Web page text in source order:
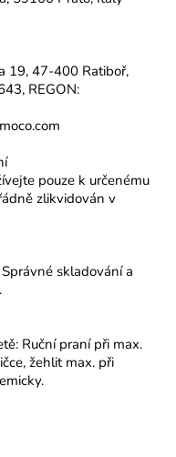
19, 47-400 Ratiboř,
REGON:
pouze k určenému
zlikvidován v
skladování a
Ruční praní při max.
žehlit max. při